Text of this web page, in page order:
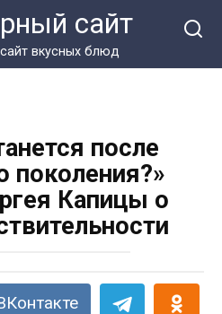
сайт
вкусных блюд
после
поколения?»
Капицы о